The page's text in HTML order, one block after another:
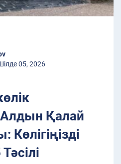
05, 2026
Қалай
Көлігіңізді